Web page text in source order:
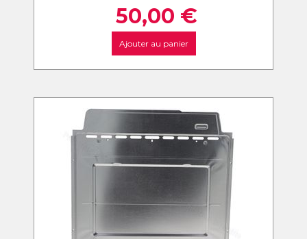
50,00 €
Ajouter au panier